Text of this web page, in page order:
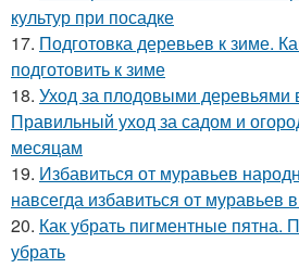
культур при посадке
17. Подготовка деревьев к зиме.
подготовить к зиме
18. Уход за плодовыми деревьями
Правильный уход за садом и
месяцам
19. Избавиться от муравьев
навсегда избавиться от муравьев
20. Как убрать пигментные пятна.
убрать